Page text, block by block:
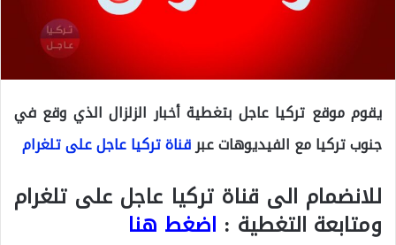
يقوم موقع تركيا عاجل بتغطية أخبار الزلزال الذي وقع في
جنوب تركيا مع الفيديوهات عبرقناة تركيا عاجل على تلغرام
للانضمام الى قناة تركيا عاجل على تلغرام
ومتابعة التغطية : اضغط هنا